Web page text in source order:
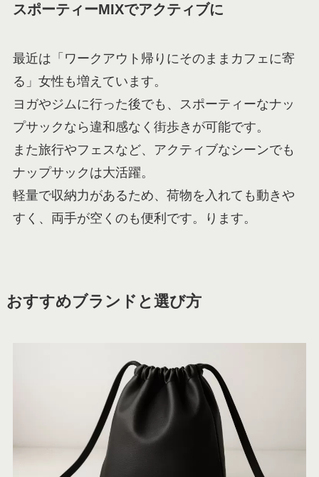
スポーティーMIXでアクティブに
最近は「ワークアウト帰りにそのままカフェに寄
る」女性も増えています。
ヨガやジムに行った後でも、スポーティーなナッ
プサックなら違和感なく街歩きが可能です。
また旅行やフェスなど、アクティブなシーンでも
ナップサックは大活躍。
軽量で収納力があるため、荷物を入れても動きや
すく、両手が空くのも便利です。ります。
おすすめブランドと選び方